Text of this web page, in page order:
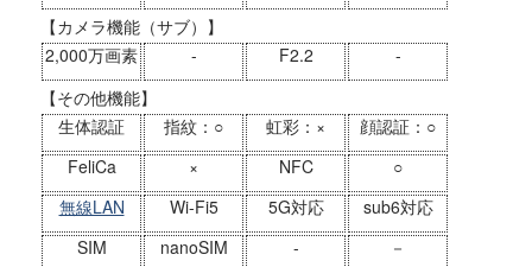
【カメラ機能（サブ）】
2,000万画素
- F2.2
-
【その他機能】
生体認証
指紋：○ 虹彩：×
顔認証：○
FeliCa
× NFC
○
無線LAN
Wi-Fi5 5G対応
sub6対応
SIM
nanoSIM - －